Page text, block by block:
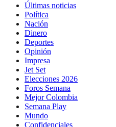
Últimas noticias
Política
Nación
Dinero
Deportes
Opinión
Impresa
Jet Set
Elecciones 2026
Foros Semana
Mejor Colombia
Semana Play
Mundo
Confidenciales